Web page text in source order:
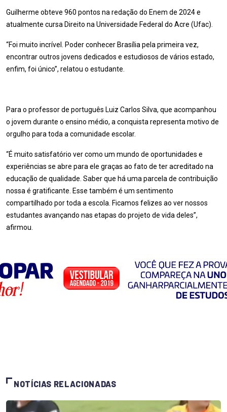
Guilherme obteve 960 pontos na redação do Enem de 2024 e
atualmente cursa Direito na Universidade Federal do Acre (Ufac).
“Foi muito incrível. Poder conhecer Brasília pela primeira vez,
encontrar outros jovens dedicados e estudiosos de vários estado,
enfim, foi único”, relatou o estudante.
Para o professor de português Luiz Carlos Silva, que acompanhou
o jovem durante o ensino médio, a conquista representa motivo de
orgulho para toda a comunidade escolar.
“É muito satisfatório ver como um mundo de oportunidades e
experiências se abre para ele graças ao fato de ter acreditado na
educação de qualidade. Saber que há uma parcela de contribuição
nossa é gratificante. Esse também é um sentimento
compartilhado por toda a escola. Ficamos felizes ao ver nossos
estudantes avançando nas etapas do projeto de vida deles”,
afirmou.
NOTÍCIAS RELACIONADAS